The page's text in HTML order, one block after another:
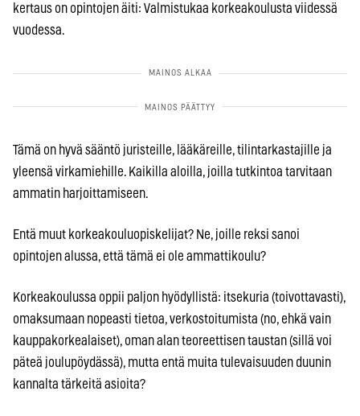
kertaus on opintojen äiti: Valmistukaa korkeakoulusta viidessä
vuodessa.
Tämä on hyvä sääntö juristeille, lääkäreille, tilintarkastajille ja
yleensä virkamiehille. Kaikilla aloilla, joilla tutkintoa tarvitaan
ammatin harjoittamiseen.
Entä muut korkeakouluopiskelijat? Ne, joille reksi sanoi
opintojen alussa, että tämä ei ole ammattikoulu?
Korkeakoulussa oppii paljon hyödyllistä: itsekuria (toivottavasti),
omaksumaan nopeasti tietoa, verkostoitumista (no, ehkä vain
kauppakorkealaiset), oman alan teoreettisen taustan (sillä voi
päteä joulupöydässä), mutta entä muita tulevaisuuden duunin
kannalta tärkeitä asioita?